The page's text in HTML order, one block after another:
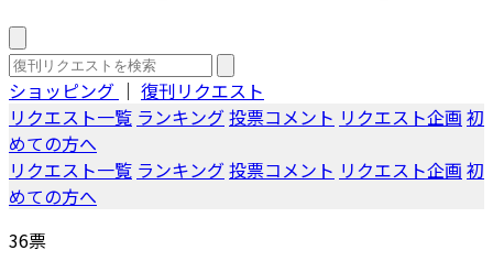
ショッピング ｜ 復刊リクエスト
リクエスト一覧 ランキング投票コメント リクエスト企画 初
めての方へ
リクエスト一覧 ランキング投票コメント リクエスト企画 初
めての方へ
36票